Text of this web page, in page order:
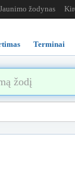
Jaunimo žodynas
Terminai